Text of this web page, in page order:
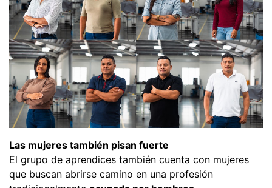
Las mujeres también pisan fuerte
El grupo de aprendices también cuenta con mujeres
que buscan abrirse camino en una profesión